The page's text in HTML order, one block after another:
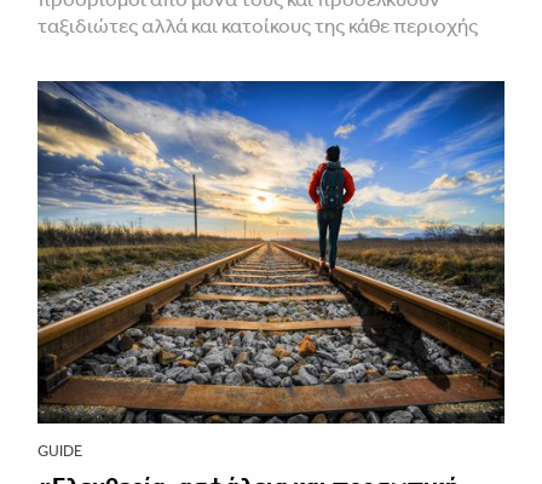
ταξιδιώτες αλλά και κατοίκους της κάθε περιοχής
GUIDE